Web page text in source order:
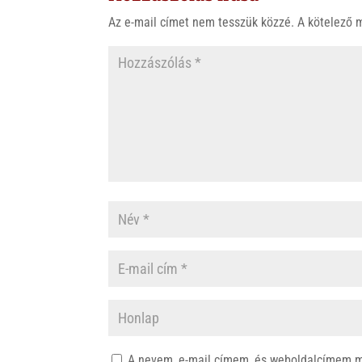
Az e-mail címet nem tesszük közzé. A kötelező